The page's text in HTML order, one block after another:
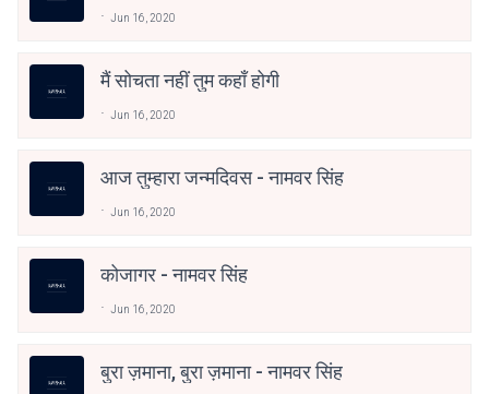
Jun 16, 2020
मैं सोचता नहीं तुम कहाँ होगी
Jun 16, 2020
आज तुम्हारा जन्मदिवस - नामवर सिंह
Jun 16, 2020
कोजागर - नामवर सिंह
Jun 16, 2020
बुरा ज़माना, बुरा ज़माना - नामवर सिंह